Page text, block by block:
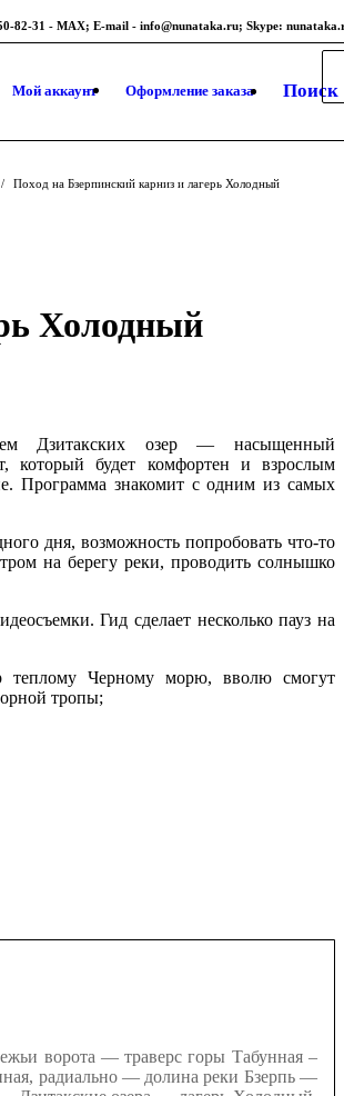
82-31 - MAX; E-mail - info@nunataka.ru; Skype:
Мой аккаунт Оформление заказа Поиск
/ Поход на Бзерпинский карниз и лагерь Холодный
Холодный
Дзитакских озер — насыщенный
который будет комфортен и взрослым
Программа знакомит с одним из самых
дня, возможность попробовать что-то
на берегу реки, проводить солнышко
Гид сделает несколько пауз на
Черному морю, вволю смогут
тропы;
ворота — траверс горы Табунная –
радиально — долина реки Бзерпь —